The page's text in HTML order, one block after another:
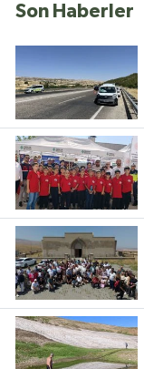
Son Haberler